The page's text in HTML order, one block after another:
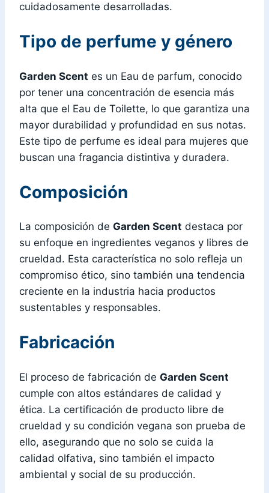
cuidadosamente desarrolladas.
Tipo de perfume y género
Garden Scent es un Eau de parfum, conocido
por tener una concentración de esencia más
alta que el Eau de Toilette, lo que garantiza una
mayor durabilidad y profundidad en sus notas.
Este tipo de perfume es ideal para mujeres que
buscan una fragancia distintiva y duradera.
Composición
La composición de Garden Scent destaca por
su enfoque en ingredientes veganos y libres de
crueldad. Esta característica no solo refleja un
compromiso ético, sino también una tendencia
creciente en la industria hacia productos
sustentables y responsables.
Fabricación
El proceso de fabricación de Garden Scent
cumple con altos estándares de calidad y
ética. La certificación de producto libre de
crueldad y su condición vegana son prueba de
ello, asegurando que no solo se cuida la
calidad olfativa, sino también el impacto
ambiental y social de su producción.